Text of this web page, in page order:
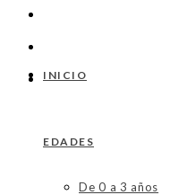
INICIO
EDADES
De 0 a 3 años